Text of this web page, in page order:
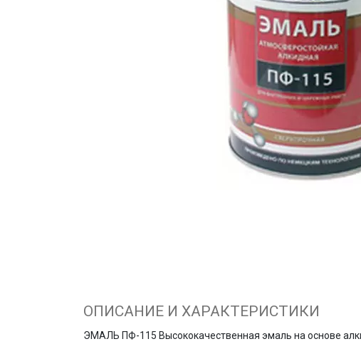
ОПИСАНИЕ И ХАРАКТЕРИСТИКИ
ЭМАЛЬ ПФ-115 Высококачественная эмаль на основе
Сегодня
25%